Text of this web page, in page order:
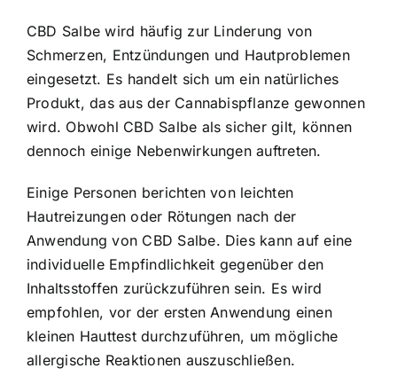
CBD Salbe wird häufig zur Linderung von
Schmerzen, Entzündungen und Hautproblemen
eingesetzt. Es handelt sich um ein natürliches
Produkt, das aus der Cannabispflanze gewonnen
wird. Obwohl CBD Salbe als sicher gilt, können
dennoch einige Nebenwirkungen auftreten.
Einige Personen berichten von leichten
Hautreizungen oder Rötungen nach der
Anwendung von CBD Salbe. Dies kann auf eine
individuelle Empfindlichkeit gegenüber den
Inhaltsstoffen zurückzuführen sein. Es wird
empfohlen, vor der ersten Anwendung einen
kleinen Hauttest durchzuführen, um mögliche
allergische Reaktionen auszuschließen.